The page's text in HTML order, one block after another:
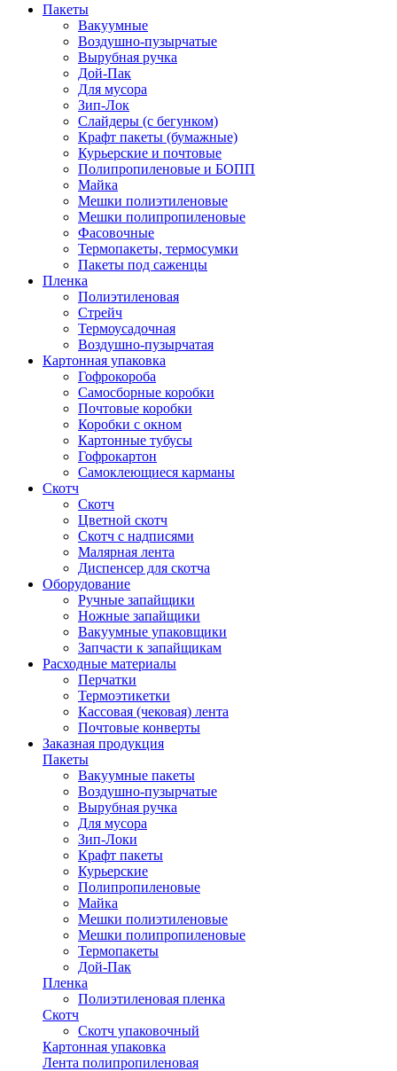
Пакеты
Вакуумные
Воздушно-пузырчатые
Вырубная ручка
Дой-Пак
Для мусора
Зип-Лок
Слайдеры (с бегунком)
Крафт пакеты (бумажные)
Курьерские и почтовые
Полипропиленовые и БОПП
Майка
Мешки полиэтиленовые
Мешки полипропиленовые
Фасовочные
Термопакеты, термосумки
Пакеты под саженцы
Пленка
Полиэтиленовая
Стрейч
Термоусадочная
Воздушно-пузырчатая
Картонная упаковка
Гофрокороба
Самосборные коробки
Почтовые коробки
Коробки с окном
Картонные тубусы
Гофрокартон
Самоклеющиеся карманы
Скотч
Скотч
Цветной скотч
Скотч с надписями
Малярная лента
Диспенсер для скотча
Оборудование
Ручные запайщики
Ножные запайщики
Вакуумные упаковщики
Запчасти к запайщикам
Расходные материалы
Перчатки
Термоэтикетки
Кассовая (чековая) лента
Почтовые конверты
Заказная продукция
Пакеты
Вакуумные пакеты
Воздушно-пузырчатые
Вырубная ручка
Для мусора
Зип-Локи
Крафт пакеты
Курьерские
Полипропиленовые
Майка
Мешки полиэтиленовые
Мешки полипропиленовые
Термопакеты
Дой-Пак
Пленка
Полиэтиленовая пленка
Скотч
Скотч упаковочный
Картонная упаковка
Лента полипропиленовая